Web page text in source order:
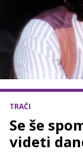
TRAČI
Se še
videti